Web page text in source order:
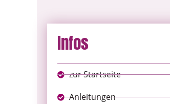
Infos
zur Startseite
Anleitungen